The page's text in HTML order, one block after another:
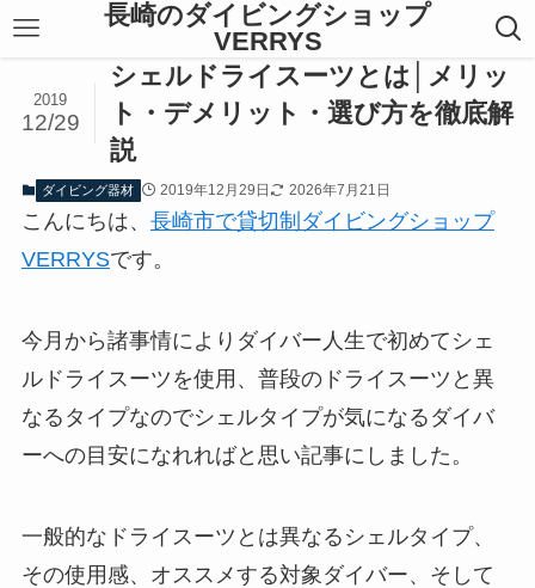
長崎のダイビングショップ
VERRYS
シェルドライスーツとは│メリッ
ト・デメリット・選び方を徹底解
説
2019
12/29
ダイビング器材 2019年12月29日 2026年7月21日
こんにちは、 長崎市で貸切制ダイビングショップ
VERRYSです。
今月から諸事情によりダイバー人生で初めてシェ
ルドライスーツを使用、普段のドライスーツと異
なるタイプなのでシェルタイプが気になるダイバ
ーへの目安になれればと思い記事にしました。
一般的なドライスーツとは異なるシェルタイプ、
その使用感、オススメする対象ダイバー、そして